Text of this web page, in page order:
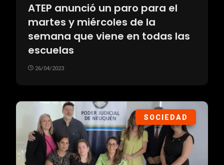
ATEP anunció un paro para el
martes y miércoles de la
semana que viene en todas las
escuelas
26/04/2023
SOCIEDAD